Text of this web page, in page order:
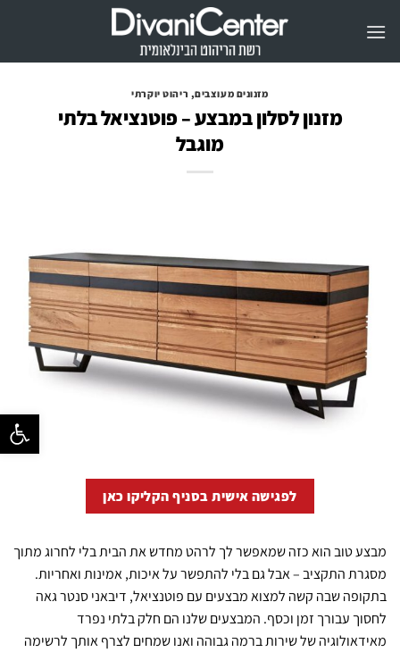
פתח
מזנונים מעוצבים, ריהוט יוקרתי
מזנון לסלון במבצע – פוטנציאל בלתי
מוגבל
לפגישה אישית בסניף הקליקו כאן
מבצע טוב הוא כזה שמאפשר לך לרהט מחדש את הבית בלי לחרוג מתוך
מסגרת התקציב – אבל גם בלי להתפשר על איכות, אמינות ואחריות.
בתקופה שבה קשה למצוא מבצעים עם פוטנציאל, דיבאני סנטר גאה
לחסוך עבורך זמן וכסף. המבצעים שלנו הם חלק בלתי נפרד
מאידאולוגיה של שירות ברמה גבוהה ואנו שמחים לצרף אותך לרשימה